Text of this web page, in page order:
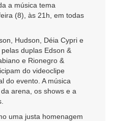
a música tema
(8), às 21h, em todas
Hudson, Déia Cypri e
duplas Edson &
e Rionegro &
do videoclipe
do evento. A música
arena, os shows e a
uma justa homenagem